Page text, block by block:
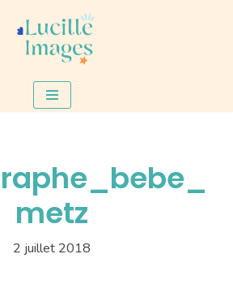
metz
2 juillet 2018